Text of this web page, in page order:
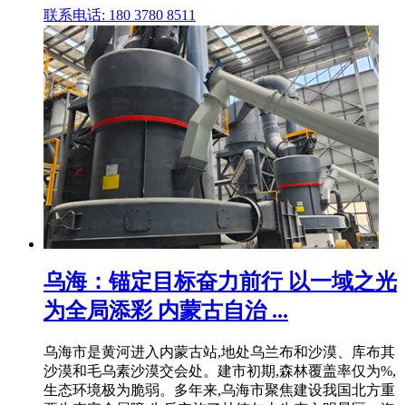
联系电话: 180 3780 8511
乌海：锚定目标奋力前行 以一域之光
为全局添彩 内蒙古自治 ...
乌海市是黄河进入内蒙古站,地处乌兰布和沙漠、库布其
沙漠和毛乌素沙漠交会处。建市初期,森林覆盖率仅为%,
生态环境极为脆弱。多年来,乌海市聚焦建设我国北方重